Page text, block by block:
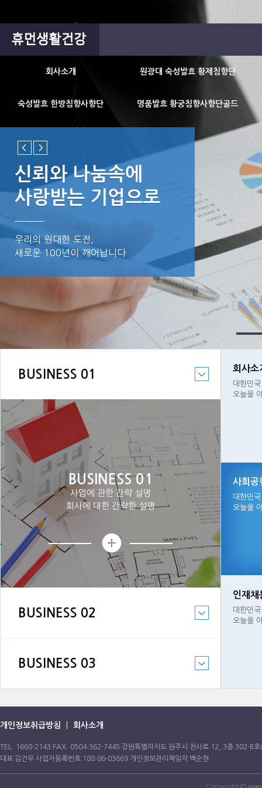
회사소개 원광대 숙성발효 황제침향단
숙성발효 한방침향사향단 명품발효 황궁침향사향단골드
BUSINESS 01
BUSINESS 01
사업에 관한 간략 설명
회사에 대한 간략한 설명
BUSINESS 02
BUSINESS 03
회사소
대한민
오늘을
사회공
대한민
오늘을
인재채
대한민
오늘을
개인정보취급방침 회사소개
TEL. 1668-2143 FAX. 0504-362-7445 강원특별자치도 원주시 천사로 12, 3층 302-B호
대표:김건우 사업자등록번호:188-86-03669 개인정보관리책임자:백순현